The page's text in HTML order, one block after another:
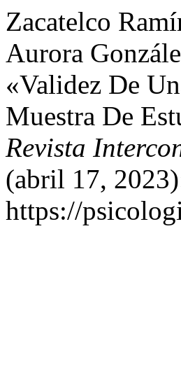
Zacatelco
Aurora
«Validez De
Muestra De
Revista
(abril 17,
https://